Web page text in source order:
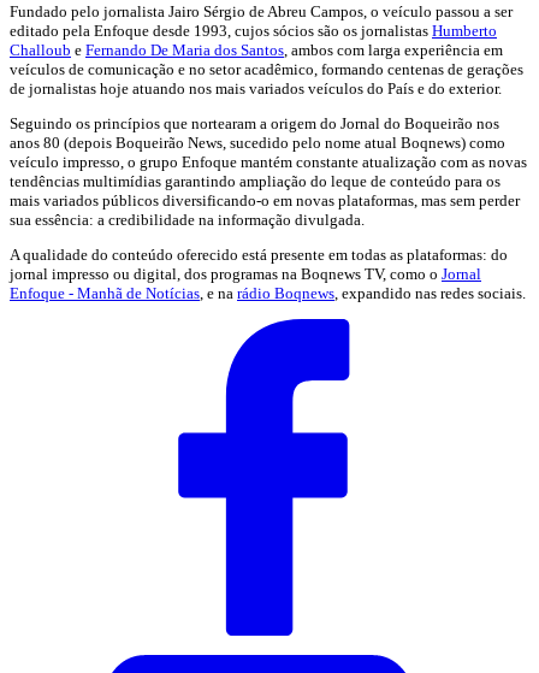
Fundado pelo jornalista Jairo Sérgio de Abreu Campos, o veículo passou a ser
editado pela Enfoque desde 1993, cujos sócios são os jornalistas Humberto
Challoub e Fernando De Maria dos Santos , ambos com larga experiência em
veículos de comunicação e no setor acadêmico, formando centenas de gerações
de jornalistas hoje atuando nos mais variados veículos do País e do exterior.
Seguindo os princípios que nortearam a origem do Jornal do Boqueirão nos
anos 80 (depois Boqueirão News, sucedido pelo nome atual Boqnews) como
veículo impresso, o grupo Enfoque mantém constante atualização com as novas
tendências multimídias garantindo ampliação do leque de conteúdo para os
mais variados públicos diversificando-o em novas plataformas, mas sem perder
sua essência: a credibilidade na informação divulgada.
A qualidade do conteúdo oferecido está presente em todas as plataformas: do
jornal impresso ou digital, dos programas na Boqnews TV, como o Jornal
Enfoque - Manhã de Notícias , e na rádio Boqnews , expandido nas redes sociais.